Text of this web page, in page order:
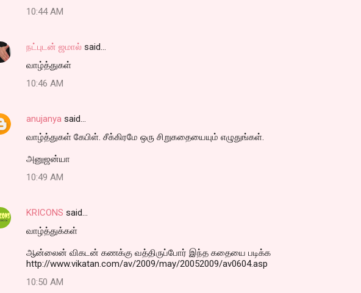
10:44 AM
நட்புடன் ஜமால் said…
வாழ்த்துகள்
10:46 AM
anujanya said…
வாழ்த்துகள் கேபிள். சீக்கிரமே ஒரு சிறுகதையையும் எழுதுங்கள்.
அனுஜன்யா
10:49 AM
KRICONS said…
வாழ்த்துக்கள்
ஆன்லைன் விகடன் கணக்கு வத்திருப்போர் இந்த கதையை படிக்க
http://www.vikatan.com/av/2009/may/20052009/av0604.asp
10:50 AM